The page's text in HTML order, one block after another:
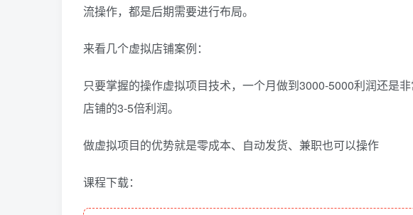
流操作，都是后期需要进行布局。
来看几个虚拟店铺案例：
只要掌握的操作虚拟项目技术，一个月做到3000-5000利润还是
店铺的3-5倍利润。
做虚拟项目的优势就是零成本、自动发货、兼职也可以操作
课程下载：